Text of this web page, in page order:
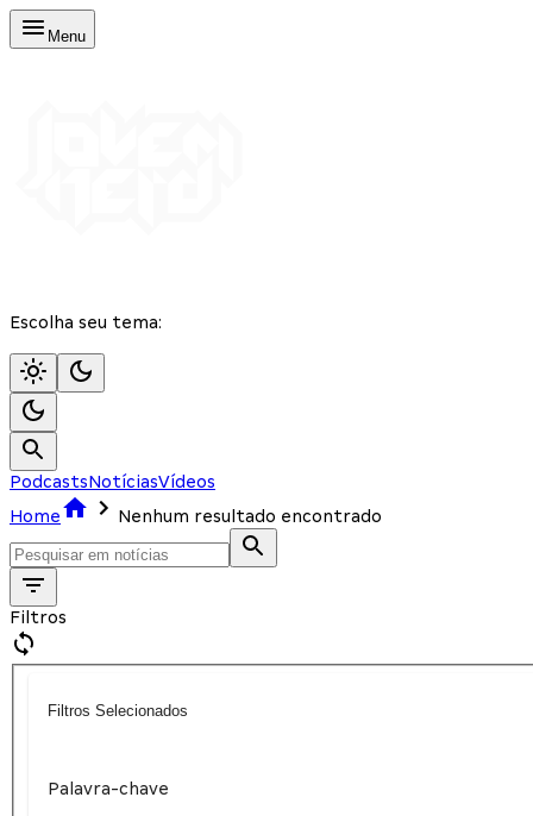
Menu
Escolha seu tema:
PodcastsNotíciasVídeos
Home
Nenhum resultado encontrado
Filtros
Filtros Selecionados
Palavra-chave